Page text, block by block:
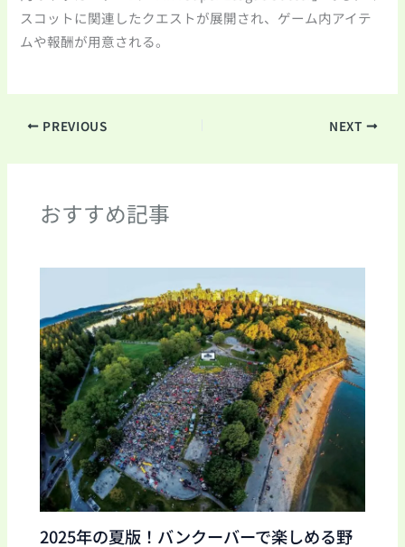
スコットに関連したクエストが展開され、ゲーム内アイテ
ムや報酬が用意される。
PREVIOUS NEXT
おすすめ記事
2025年の夏版！バンクーバーで楽しめる野